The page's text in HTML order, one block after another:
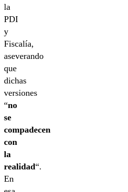
la
PDI
y
Fiscalía,
aseverando
que
dichas
versiones
“no
se
compadecen
con
la
realidad“.
En